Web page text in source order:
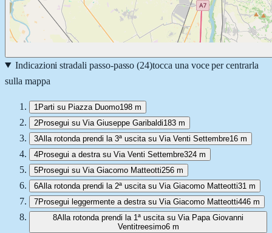
Indicazioni stradali passo-passo (24)tocca una voce per centrarla
sulla mappa
1 Parti su Piazza Duomo198 m
2Prosegui su Via Giuseppe Garibaldi183 m
3Alla rotonda prendi la 3ª uscita su Via Venti Settembre16 m
4Prosegui a destra su Via Venti Settembre324 m
5Prosegui su Via Giacomo Matteotti256 m
6Alla rotonda prendi la 2ª uscita su Via Giacomo Matteotti31 m
7Prosegui leggermente a destra su Via Giacomo Matteotti446 m
8Alla rotonda prendi la 1ª uscita su Via Papa Giovanni
Ventitreesimo6 m